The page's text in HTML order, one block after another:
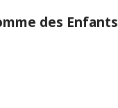
des Enfants